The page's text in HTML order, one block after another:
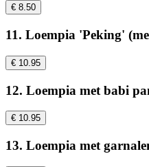
€ 8.50
11. Loempia 'Peking'
€ 10.95
12. Loempia met babi
€ 10.95
13. Loempia met